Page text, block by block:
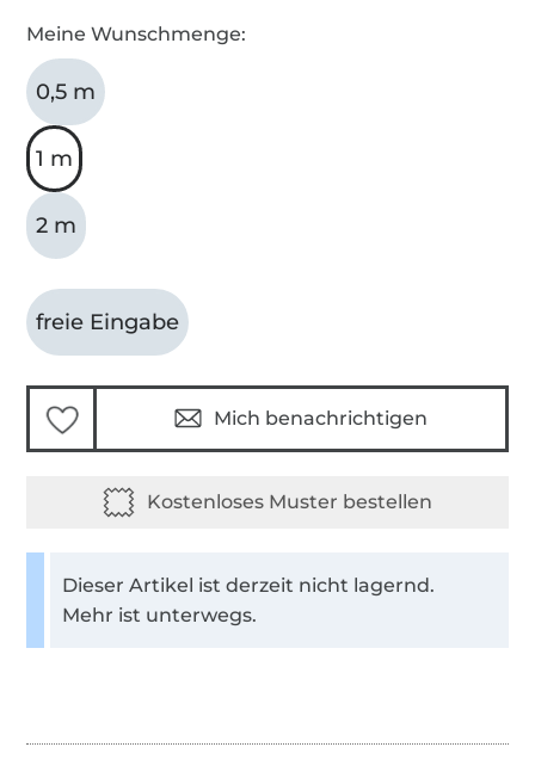
Meine Wunschmenge:
0,5 m
1 m
2 m
freie Eingabe
Mich benachrichtigen
Dieser Artikel ist derzeit nicht lagernd.
Mehr ist unterwegs.